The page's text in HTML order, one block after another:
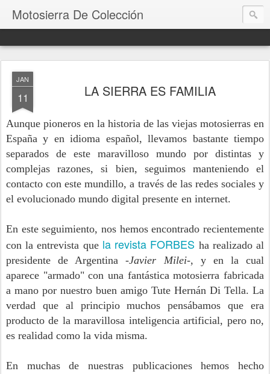
Motosierra De Colección
JAN
11 LA SIERRA ES FAMILIA
Aunque pioneros en la historia de las viejas motosierras en
España y en idioma español, llevamos bastante tiempo
separados de este maravilloso mundo por distintas y
complejas razones, si bien, seguimos manteniendo el
contacto con este mundillo, a través de las redes sociales y
el evolucionado mundo digital presente en internet.
En este seguimiento, nos hemos encontrado recientemente
con la entrevista que la revista FORBES ha realizado al
presidente de Argentina-Javier Milei-, y en la cual
aparece "armado" con una fantástica motosierra fabricada
a mano por nuestro buen amigo Tute Hernán Di Tella. La
verdad que al principio muchos pensábamos que era
producto de la maravillosa inteligencia artificial, pero no,
es realidad como la vida misma.
En muchas de nuestras publicaciones hemos hecho